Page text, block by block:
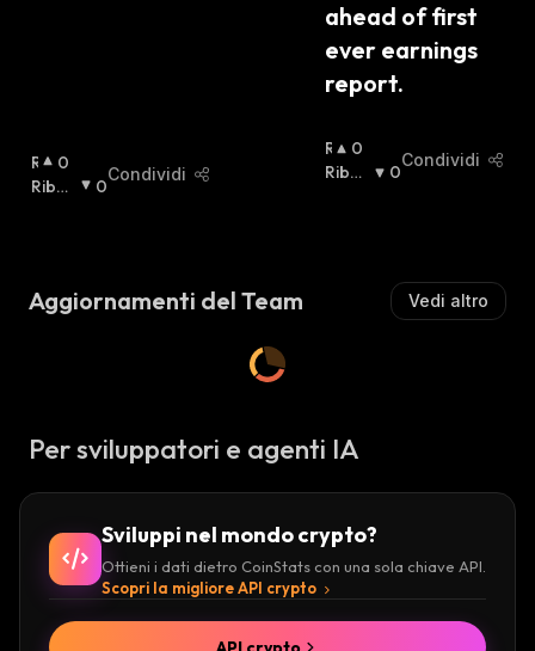
R
I
S
0
Ribas
0
Condividi
ahead of first
ever earnings
report.
R
I
0
Ribas
0
Condividi
Aggiornamenti del Team Vedi altro
Per sviluppatori e agenti IA
Sviluppi nel mondo crypto?
Ottieni i dati dietro CoinStats con una sola chiave API.
Scopri la migliore API crypto